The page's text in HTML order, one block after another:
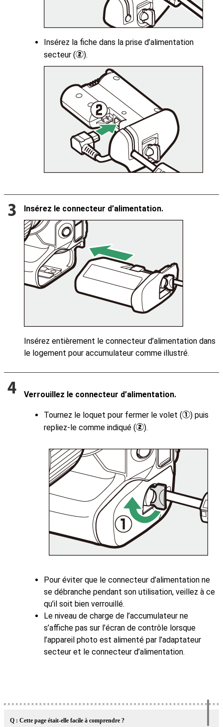
Insérez la fiche dans la prise d’alimentation
secteur (w).
Insérez le connecteur d’alimentation.
Insérez entièrement le connecteur d’alimentation dans
le logement pour accumulateur comme illustré.
Verrouillez le connecteur d’alimentation.
Tournez le loquet pour fermer le volet (q) puis
repliez-le comme indiqué (w).
Pour éviter que le connecteur d’alimentation ne
se débranche pendant son utilisation, veillez à ce
qu’il soit bien verrouillé.
Le niveau de charge de l’accumulateur ne
s’affiche pas sur l’écran de contrôle lorsque
l’appareil photo est alimenté par l’adaptateur
secteur et le connecteur d’alimentation.